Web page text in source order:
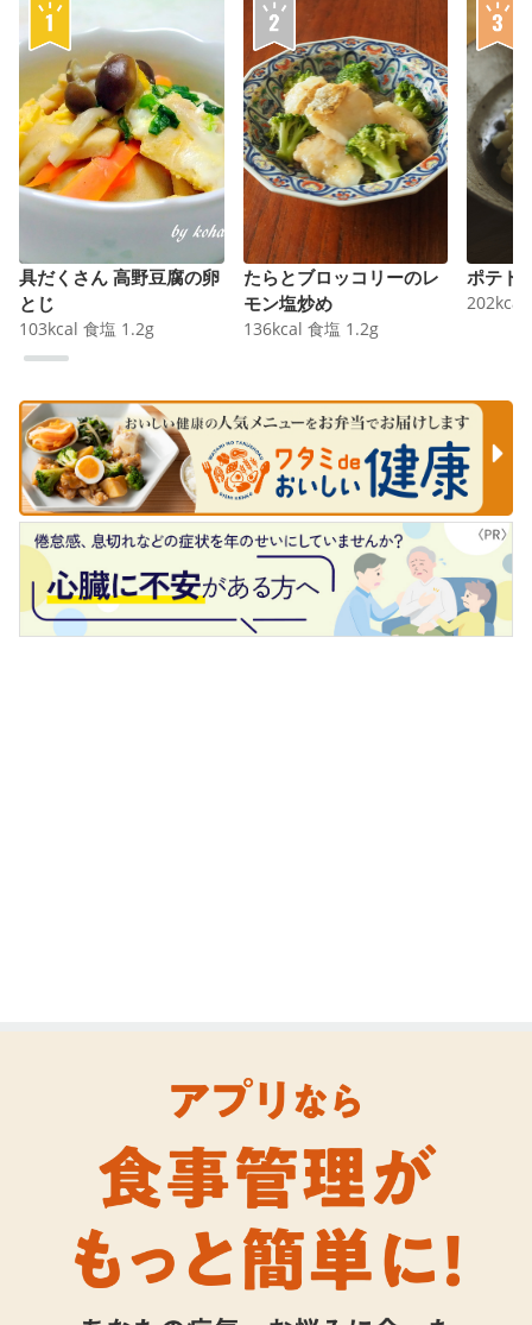
具だくさん 高野豆腐の卵
とじ
103kcal 食塩 1.2g
たらとブロッコリーのレ
モン塩炒め
136kcal 食塩 1.2g
ポテト
202kcal